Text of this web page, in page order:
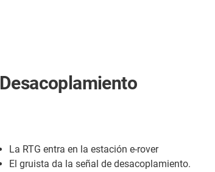
Desacoplamiento
La RTG entra en la estación e-rover
El gruista da la señal de desacoplamiento.